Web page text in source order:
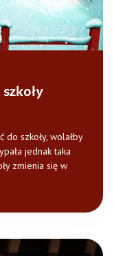
do szkoły, wolałby
jednak taka
zmienia się w